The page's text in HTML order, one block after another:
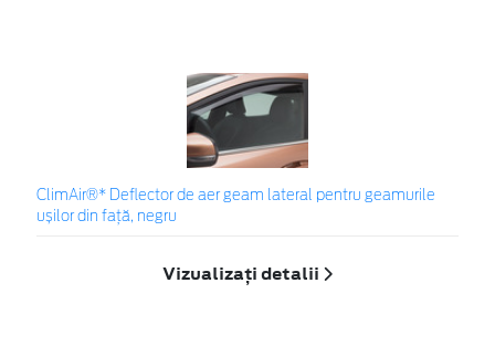
ClimAir®* Deflector de aer geam lateral pentru geamurile
ușilor din față, negru
Vizualizați detalii